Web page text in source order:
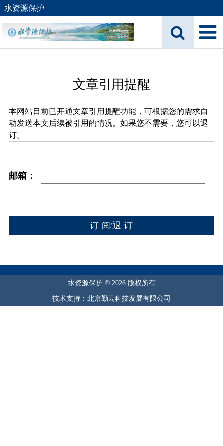
水资源保护
文章引用提醒
本网站目前已开通文章引用提醒功能，可根据您的需求自
动发送本文后续被引用的情况。如果您不需要，您可以退
订。
邮箱：
水资源保护 ® 2026 版权所有
技术支持：北京勤云科技发展有限公司